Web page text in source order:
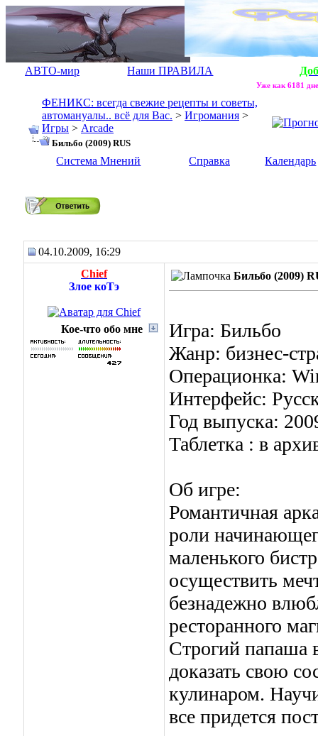
АВТО-мир Наши ПРАВИЛА
Уже как 6181
ФЕНИКС: всегда свежие рецепты и советы,
автомануалы.. всё для Вас. > Игромания >
Игры > Arcade
Бильбо (2009) RUS
Система Мнений Справка Календарь
04.10.2009, 16:29
Chief
Злое коТэ
Кое-что обо мне
Бильбо (2009)
Игра: Бильбо
Жанр: бизнес-
Операционка:
Интерфейс:
Год выпуска:
Таблетка : в
Об игре:
Романтичная
роли
маленького
осуществить
безнадежно
ресторанного
Строгий папаша
доказать свою
кулинаром.
все придется